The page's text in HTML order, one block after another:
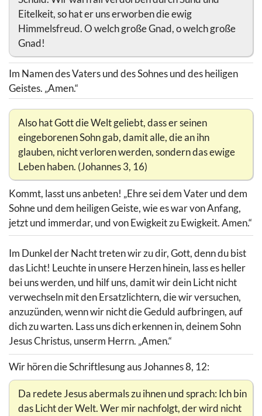
Eitelkeit, so hat er uns erworben die ewig
Himmelsfreud. O welch große Gnad, o welch große
Gnad!
Im Namen des Vaters und des Sohnes und des heiligen
Geistes. „Amen.“
Also hat Gott die Welt geliebt, dass er seinen
eingeborenen Sohn gab, damit alle, die an ihn
glauben, nicht verloren werden, sondern das ewige
Leben haben. (Johannes 3, 16)
Kommt, lasst uns anbeten! „Ehre sei dem Vater und dem
Sohne und dem heiligen Geiste, wie es war von Anfang,
jetzt und immerdar, und von Ewigkeit zu Ewigkeit. Amen.“
Im Dunkel der Nacht treten wir zu dir, Gott, denn du bist
das Licht! Leuchte in unsere Herzen hinein, lass es heller
bei uns werden, und hilf uns, damit wir dein Licht nicht
verwechseln mit den Ersatzlichtern, die wir versuchen,
anzuzünden, wenn wir nicht die Geduld aufbringen, auf
dich zu warten. Lass uns dich erkennen in, deinem Sohn
Jesus Christus, unserm Herrn. „Amen.“
Wir hören die Schriftlesung aus Johannes 8, 12:
Da redete Jesus abermals zu ihnen und sprach: Ich bin
das Licht der Welt. Wer mir nachfolgt, der wird nicht